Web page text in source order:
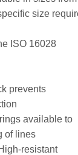
size
ISO 16028
prevents
available to
of lines
resistant